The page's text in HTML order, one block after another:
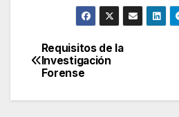
Navegación
de
Requisitos de la
Investigación
Forense